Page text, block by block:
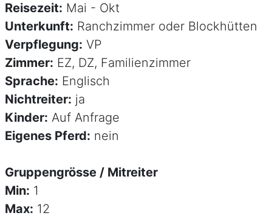
Reisezeit: Mai - Okt
Unterkunft: Ranchzimmer oder Blockhütten
Verpflegung: VP
Zimmer: EZ, DZ, Familienzimmer
Sprache: Englisch
Nichtreiter: ja
Kinder: Auf Anfrage
Eigenes Pferd: nein
Gruppengrösse / Mitreiter
Min: 1
Max: 12